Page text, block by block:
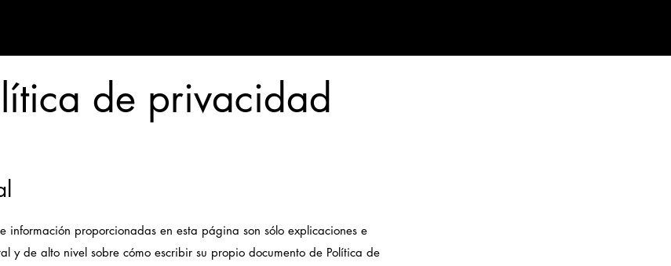
de privacidad
información proporcionadas en esta página son sólo explicaciones e
y de alto nivel sobre cómo escribir su propio documento de Política de